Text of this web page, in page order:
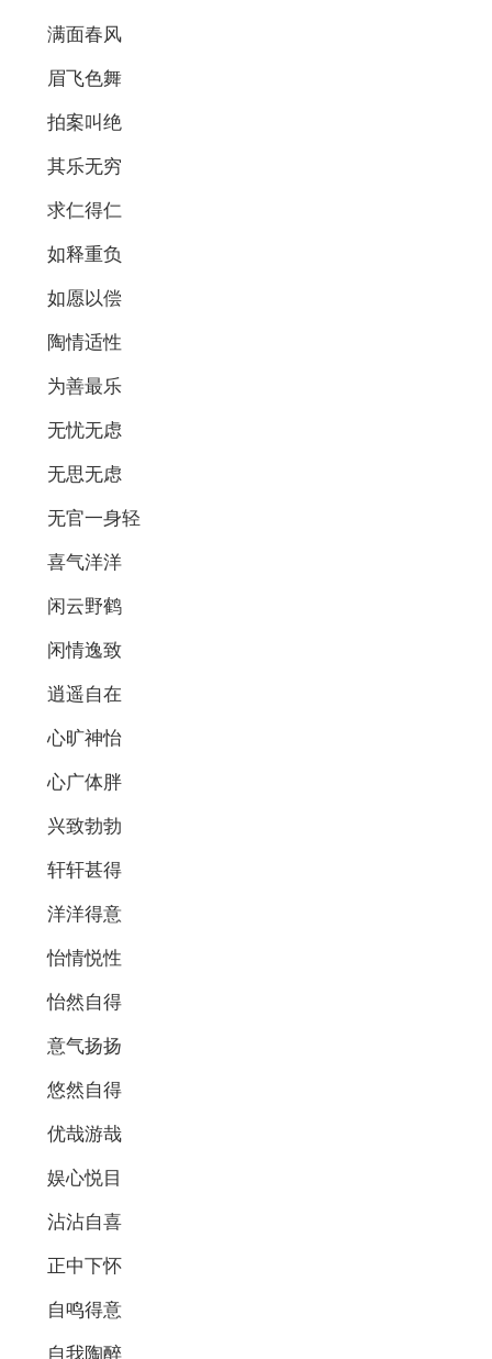
满面春风
眉飞色舞
拍案叫绝
其乐无穷
求仁得仁
如释重负
如愿以偿
陶情适性
为善最乐
无忧无虑
无思无虑
无官一身轻
喜气洋洋
闲云野鹤
闲情逸致
逍遥自在
心旷神怡
心广体胖
兴致勃勃
轩轩甚得
洋洋得意
怡情悦性
怡然自得
意气扬扬
悠然自得
优哉游哉
娱心悦目
沾沾自喜
正中下怀
自鸣得意
自我陶醉